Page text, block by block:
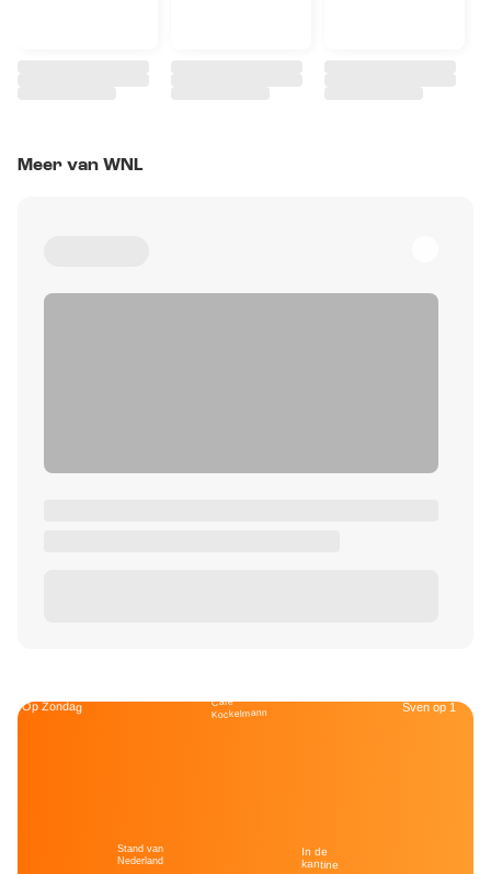
Meer van WNL
Op Zondag
Stand van
Nederland
Café
Kockelmann
In de
kantine
Sven op 1